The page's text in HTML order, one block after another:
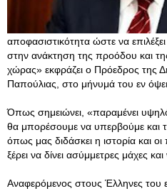
αποφασιστικότητα ώστε να
στην ανάκτηση της προόδου και
χώρας» εκφράζει ο Πρόεδρος της
Παπούλιας, στο μήνυμά του εν
Όπως σημειώνει, «παραμένει
θα μπορέσουμε να υπερβούμε και
όπως μας διδάσκει η ιστορία και
ξέρει να δίνει ασύμμετρες μάχες και
Αναφερόμενος στους Έλληνες του